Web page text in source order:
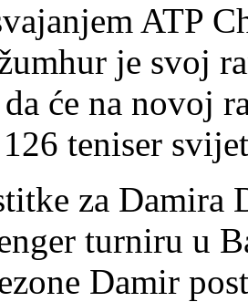
ATP
je svoj
da će na novoj
teniser
za
turniru u
Damir